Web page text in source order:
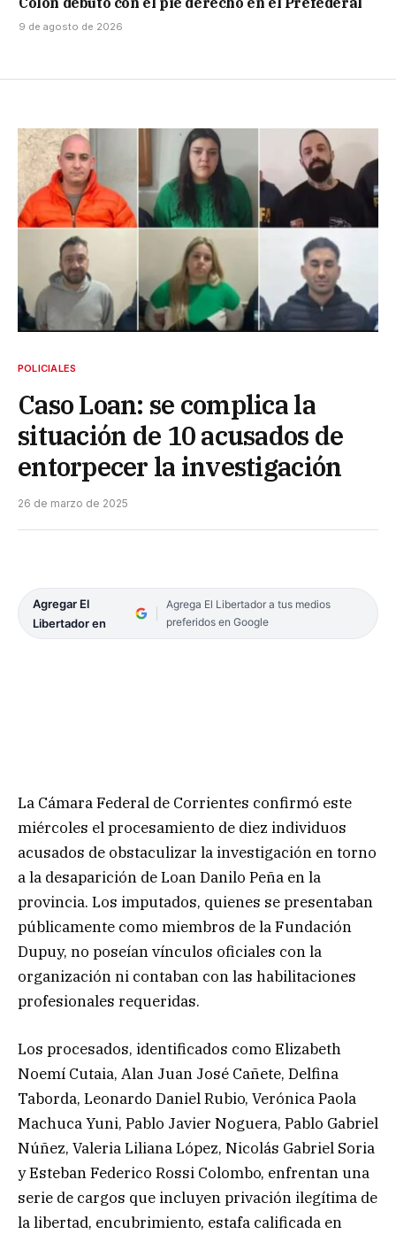
9 de agosto de 2026
POLICIALES
Caso Loan: se complica la
situación de 10 acusados de
entorpecer la investigación
26 de marzo de 2025
Agregar El
Libertador en
Agrega El Libertador a tus medios
preferidos en Google
La Cámara Federal de Corrientes confirmó este
miércoles el procesamiento de diez individuos
acusados de obstaculizar la investigación en torno
a la desaparición de Loan Danilo Peña en la
provincia. Los imputados, quienes se presentaban
públicamente como miembros de la Fundación
Dupuy, no poseían vínculos oficiales con la
organización ni contaban con las habilitaciones
profesionales requeridas.
Los procesados, identificados como Elizabeth
Noemí Cutaia, Alan Juan José Cañete, Delfina
Taborda, Leonardo Daniel Rubio, Verónica Paola
Machuca Yuni, Pablo Javier Noguera, Pablo Gabriel
Núñez, Valeria Liliana López, Nicolás Gabriel Soria
y Esteban Federico Rossi Colombo, enfrentan una
serie de cargos que incluyen privación ilegítima de
la libertad, encubrimiento, estafa calificada en